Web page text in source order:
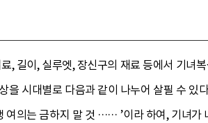
, 길이, 실루엣, 장신구의 재료 등에서 기녀
을 시대별로 다음과 같이 나누어 살필 수 있
의는 금하지 말 것 …… ’이라 하여, 기녀가